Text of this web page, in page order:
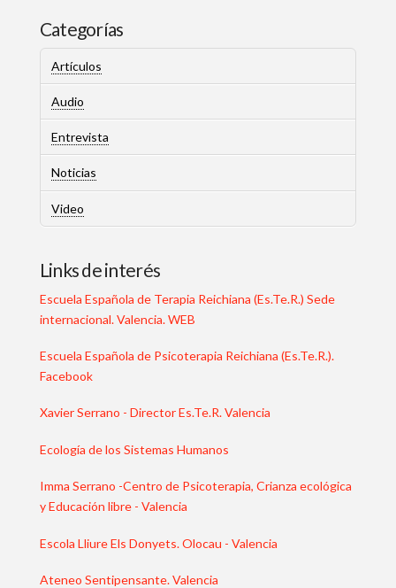
Categorías
Artículos
Audio
Entrevista
Noticias
Video
Links de interés
Escuela Española de Terapia Reichiana (Es.Te.R.) Sede
internacional. Valencia. WEB
Escuela Española de Psicoterapia Reichiana (Es.Te.R.).
Facebook
Xavier Serrano - Director Es.Te.R. Valencia
Ecología de los Sistemas Humanos
Imma Serrano -Centro de Psicoterapia, Crianza ecológica
y Educación libre - Valencia
Escola Lliure Els Donyets. Olocau - Valencia
Ateneo Sentipensante. Valencia